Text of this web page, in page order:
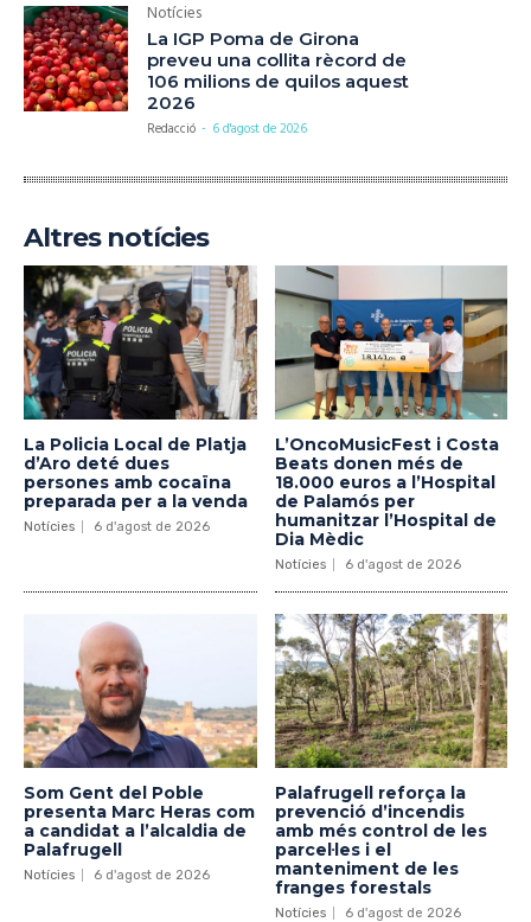
Notícies
La IGP Poma de Girona
preveu una collita rècord de
106 milions de quilos aquest
2026
Redacció - 6 d'agost de 2026
Altres notícies
La Policia Local de Platja
d’Aro deté dues
persones amb cocaïna
preparada per a la venda
Notícies 6 d'agost de 2026
L’OncoMusicFest i Costa
Beats donen més de
18.000 euros a l’Hospital
de Palamós per
humanitzar l’Hospital de
Dia Mèdic
Notícies 6 d'agost de 2026
Som Gent del Poble
presenta Marc Heras com
a candidat a l’alcaldia de
Palafrugell
Notícies 6 d'agost de 2026
Palafrugell reforça la
prevenció d’incendis
amb més control de les
parcel·les i el
manteniment de les
franges forestals
Notícies 6 d'agost de 2026